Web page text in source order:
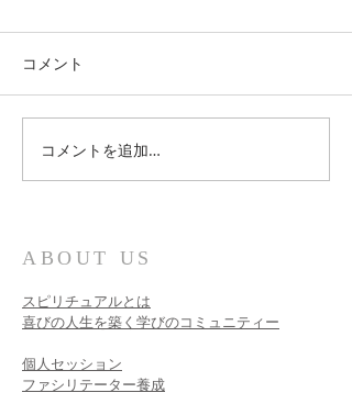
新しい時代のスピリチュ
アルの学び
コメント
コメントを追加…
ABOUT US
スピリチュアルとは
喜びの人生を築く学びのコミュニティー
個人セッション​
ファシリテーター養成